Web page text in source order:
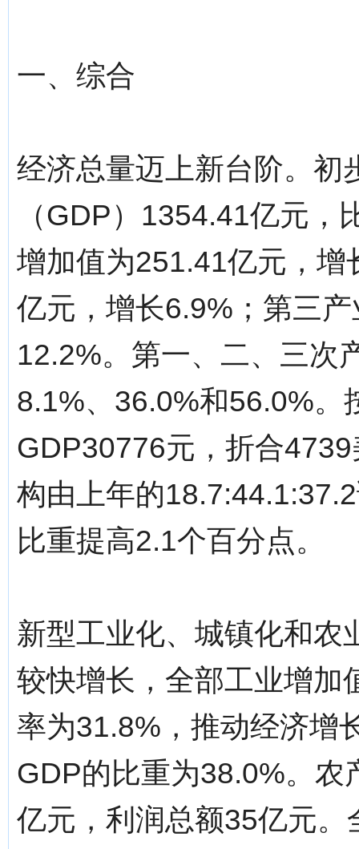
一、综合
经济总量迈上新台阶。初
（GDP）1354.41亿元
增加值为251.41亿元，
亿元，增长6.9%；第三
12.2%。第一、二、三次
8.1%、36.0%和56.0%。
GDP30776元，折合
构由上年的
比重提高2.1个百分点。
新型工业化、城镇化和农
较快增长，全部工业增加
率为31.8%，推动经济增
GDP的比重为38.0%。农
亿元，利润总额35亿元